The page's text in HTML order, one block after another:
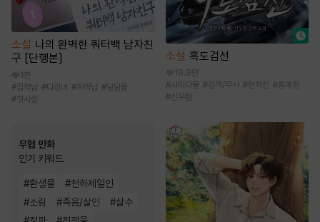
소설 나의 완벽한 쿼터백 남자친
구 [단행본]
1천
#집착남 #다정녀 # 계략남 #달달물
#첫사랑
무협 만화
인기 키워드
#환생물 #천하제일인
#소림 #죽음/살인 #살수
소설 흑도검선
19.9만
#사이다물 #검객/무사 #먼치킨 #통쾌함
#신무협